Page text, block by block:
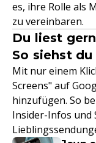
es, ihre Rolle als
zu vereinbaren.
Du liest
So siehst
Mit nur einem
Screens" auf
hinzufügen. So
Insider-Infos und